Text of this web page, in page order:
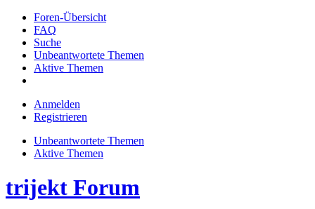
Foren-Übersicht
FAQ
Suche
Unbeantwortete Themen
Aktive Themen
Anmelden
Registrieren
Unbeantwortete Themen
Aktive Themen
trijekt Forum